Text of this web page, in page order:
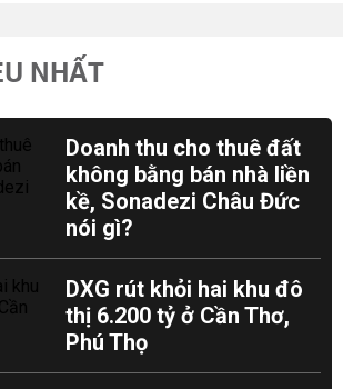
NHẤT
Doanh thu cho thuê đất
không bằng bán nhà liền
kề, Sonadezi Châu Đức
nói gì?
DXG rút khỏi hai khu đô
thị 6.200 tỷ ở Cần Thơ,
Phú Thọ